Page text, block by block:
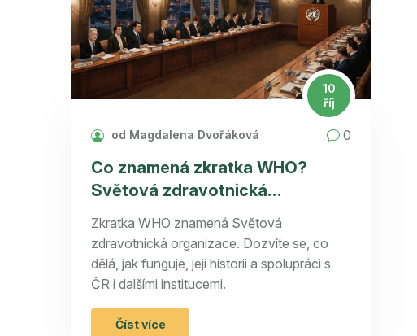
10
říj
od Magdalena Dvořáková 0
Co znamená zkratka WHO?
Světová zdravotnická
organizace
Zkratka WHO znamená Světová
zdravotnická organizace. Dozvíte se, co
dělá, jak funguje, její historii a spolupráci s
ČR i dalšími institucemi.
Číst více